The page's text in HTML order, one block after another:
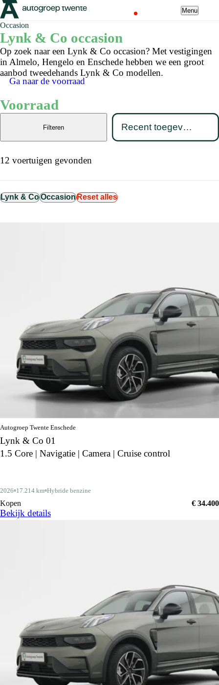
Menu
Occasion
Lynk & Co occasion
Op zoek naar een Lynk & Co occasion? Met vestigingen
in Almelo, Hengelo en Enschede hebben we een groot
aanbod tweedehands Lynk & Co modellen.
Voorraad
Ga naar de voorraad
12 voertuigen gevonden
Filteren
Lynk & CoOccasionReset alles
Autogroep Twente Enschede
Lynk & Co 01
1.5 Core | Navigatie | Camera | Cruise control
2026 17.214 km Hybride benzine
Kopen € 34.400
Bekijk details